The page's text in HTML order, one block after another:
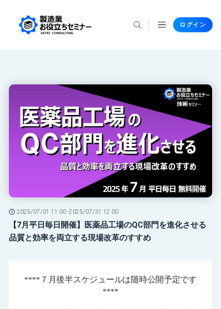
ログイン
2025/07/01 11:00 -2025/07/31 12:00
【7月平日毎日開催】医薬品工場のQC部門を進化させる
品質と効率を両立する現場改革のすすめ
**** ７月後半スケジュールは随時公開予定です
****